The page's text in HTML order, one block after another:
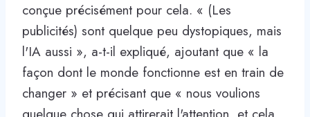
conçue précisément pour cela. « (Les
publicités) sont quelque peu dystopiques, mais
l'IA aussi », a-t-il expliqué, ajoutant que « la
façon dont le monde fonctionne est en train de
changer » et précisant que « nous voulions